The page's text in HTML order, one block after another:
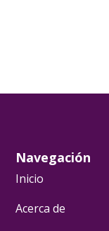
Navegación
Inicio
Acerca de